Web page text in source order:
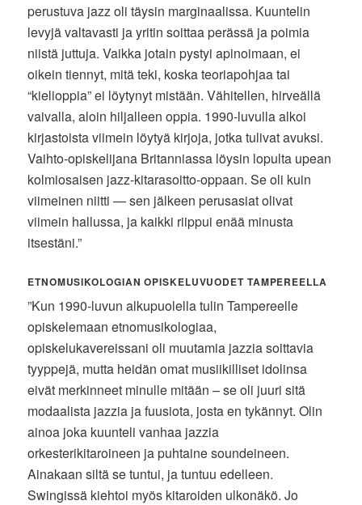
perustuva jazz oli täysin marginaalissa. Kuuntelin
levyjä valtavasti ja yritin soittaa perässä ja poimia
niistä juttuja. Vaikka jotain pystyi apinoimaan, ei
oikein tiennyt, mitä teki, koska teoriapohjaa tai
“kielioppia” ei löytynyt mistään. Vähitellen, hirveällä
vaivalla, aloin hiljalleen oppia. 1990-luvulla alkoi
kirjastoista viimein löytyä kirjoja, jotka tulivat avuksi.
Vaihto-opiskelijana Britanniassa löysin lopulta upean
kolmiosaisen jazz-kitarasoitto-oppaan. Se oli kuin
viimeinen niitti — sen jälkeen perusasiat olivat
viimein hallussa, ja kaikki riippui enää minusta
itsestäni.”
ETNOMUSIKOLOGIAN OPISKELUVUODET TAMPEREELLA
”Kun 1990-luvun alkupuolella tulin Tampereelle
opiskelemaan etnomusikologiaa,
opiskelukavereissani oli muutamia jazzia soittavia
tyyppejä, mutta heidän omat musiikilliset idolinsa
eivät merkinneet minulle mitään – se oli juuri sitä
modaalista jazzia ja fuusiota, josta en tykännyt. Olin
ainoa joka kuunteli vanhaa jazzia
orkesterikitaroineen ja puhtaine soundeineen.
Ainakaan siltä se tuntui, ja tuntuu edelleen.
Swingissä kiehtoi myös kitaroiden ulkonäkö. Jo